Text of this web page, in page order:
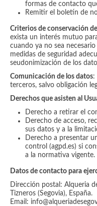
formas de contacto
Remitir el boletín de
Criterios de conservación
exista un interés mutuo
cuando ya no sea
medidas de seguridad
seudonimización de los
Comunicación de los datos:
terceros, salvo obligación
Derechos que asisten al
Derecho a retirar el
Derecho de acceso,
sus datos y a la
Derecho a presentar
control (agpd.es) si
a la normativa vigente.
Datos de contacto para
Dirección postal: Alqueria
Tizneros (Segovia), España.
Email: info@